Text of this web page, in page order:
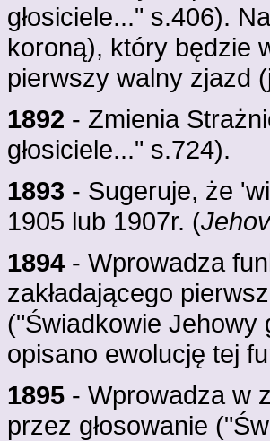
głosiciele..." s.406).
koroną), który będzie
pierwszy walny zjazd
1892 - Zmienia
głosiciele..." s.724).
1893 - Sugeruje, że
1905 lub 1907r. (
1894 - Wprowadza
zakładającego
("Świadkowie Jehowy
opisano ewolucję tej
1895 - Wprowadza w
przez głosowanie